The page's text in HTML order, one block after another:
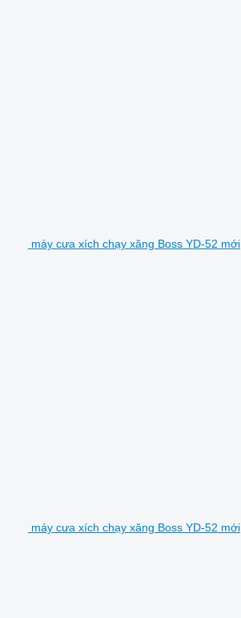
máy cưa xích chạy xăng Boss YD-52 mới
máy cưa xích chạy xăng Boss YD-52 mới